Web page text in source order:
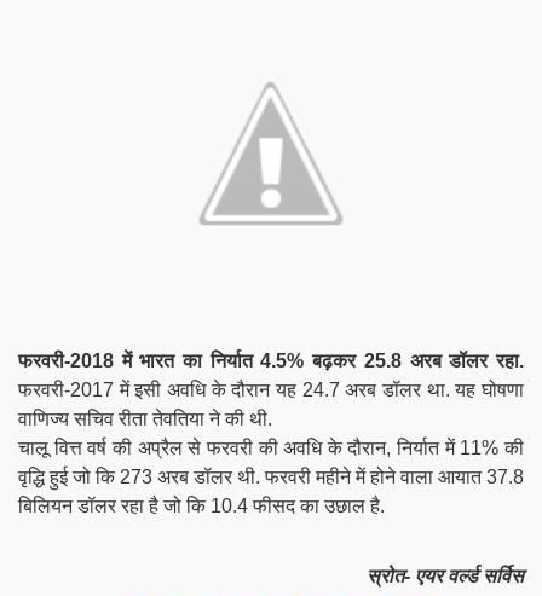
फरवरी-2018 में भारत का निर्यात 4.5% बढ़कर 25.8 अरब डॉलर रहा.
फरवरी-2017 में इसी अवधि के दौरान यह 24.7 अरब डॉलर था. यह घोषणा
वाणिज्य सचिव रीता तेवतिया ने की थी.
चालू वित्त वर्ष की अप्रैल से फरवरी की अवधि के दौरान, निर्यात में 11% की
वृद्धि हुई जो कि 273 अरब डॉलर थी. फरवरी महीने में होने वाला आयात 37.8
बिलियन डॉलर रहा है जो कि 10.4 फीसद का उछाल है.
स्रोत- एयर वर्ल्ड सर्विस